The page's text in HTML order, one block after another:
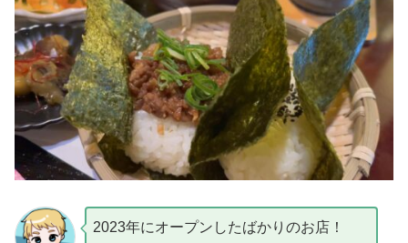
2023年にオープンしたばかりのお店！